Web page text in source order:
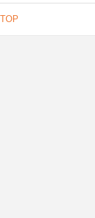
TOP